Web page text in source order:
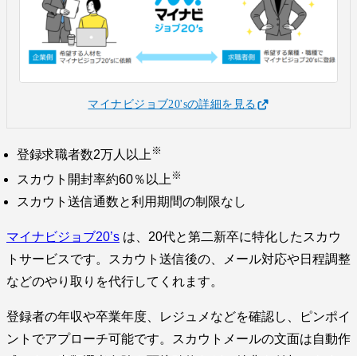
マイナビジョブ20'sの詳細を見る
登録求職者数2万人以上 ※
スカウト開封率約60％以上 ※
スカウト送信通数と利用期間の制限なし
マイナビジョブ20’s は、20代と第二新卒に特化したスカウ
トサービスです。スカウト送信後の、メール対応や日程調整
などのやり取りを代行してくれます。
登録者の年収や卒業年度、レジュメなどを確認し、ピンポイ
ントでアプローチ可能です。スカウトメールの文面は自動作